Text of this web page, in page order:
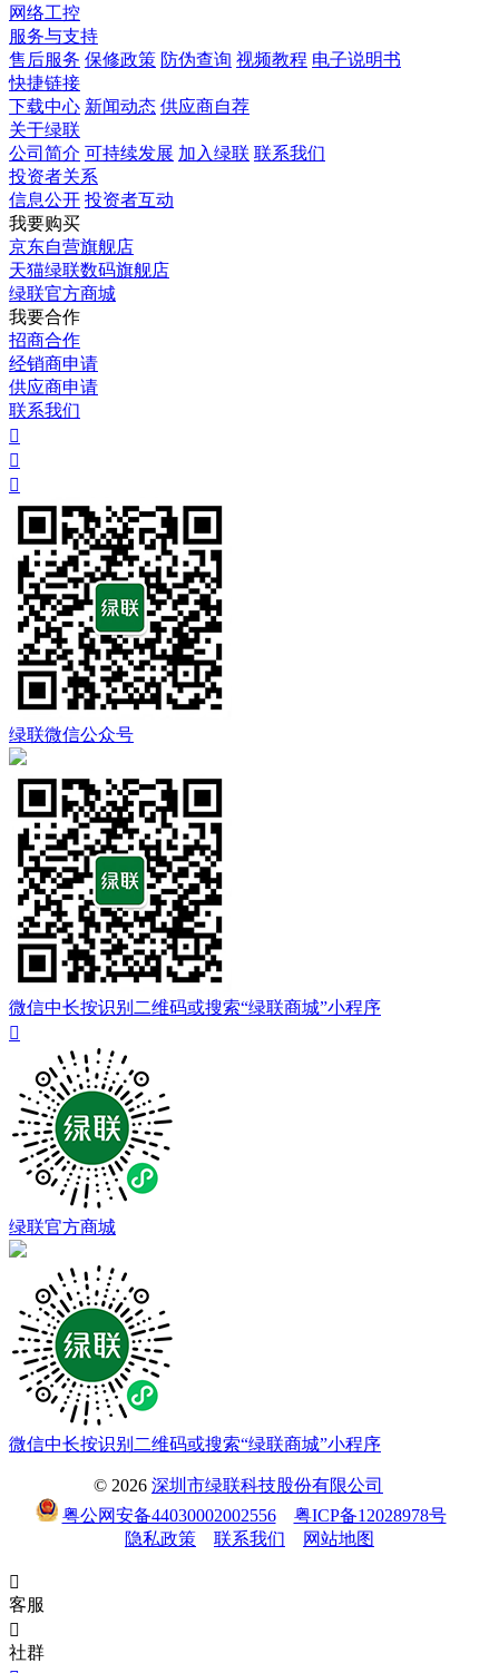
网络工控
服务与支持
售后服务 保修政策 防伪查询 视频教程 电子说明书
快捷链接
下载中心 新闻动态 供应商自荐
关于绿联
公司简介 可持续发展 加入绿联 联系我们
投资者关系
信息公开 投资者互动
我要购买
京东自营旗舰店
天猫绿联数码旗舰店
绿联官方商城
我要合作
招商合作
经销商申请
供应商申请
联系我们



绿联微信公众号
微信中长按识别二维码或搜索“绿联商城”小程序

绿联官方商城
微信中长按识别二维码或搜索“绿联商城”小程序
© 2026 深圳市绿联科技股份有限公司
粤公网安备44030002002556
粤ICP备12028978号
隐私政策
联系我们 网站地图

客服

社群